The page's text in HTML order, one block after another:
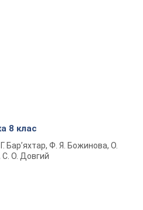
8 клас
Г. Бар’яхтар, Ф. Я. Божинова, О.
С. О. Довгий